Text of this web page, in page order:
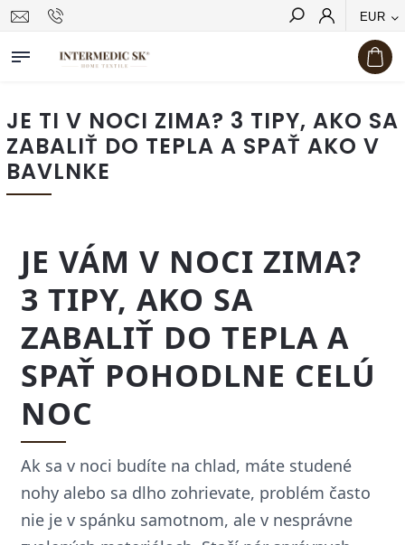
EUR
Hľadať
JE TI V NOCI ZIMA? 3 TIPY, AKO SA
ZABALIŤ DO TEPLA A SPAŤ AKO V
BAVLNKE
JE VÁM V NOCI ZIMA?
3 TIPY, AKO SA
ZABALIŤ DO TEPLA A
SPAŤ POHODLNE CELÚ
NOC
Ak sa v noci budíte na chlad, máte studené
nohy alebo sa dlho zohrievate, problém často
nie je v spánku samotnom, ale v nesprávne